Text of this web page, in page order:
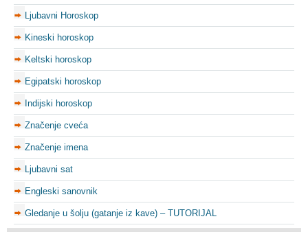
Ljubavni Horoskop
Kineski horoskop
Keltski horoskop
Egipatski horoskop
Indijski horoskop
Značenje cveća
Značenje imena
Ljubavni sat
Engleski sanovnik
Gledanje u šolju (gatanje iz kave) – TUTORIJAL